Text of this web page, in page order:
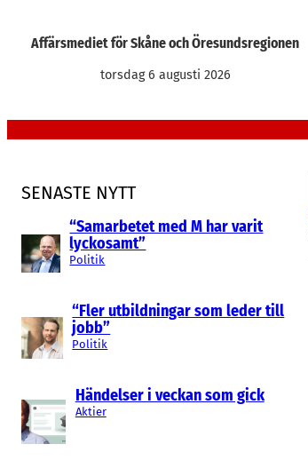
Affärsmediet för Skåne och Öresundsregionen
torsdag 6 augusti 2026
SENASTE NYTT
“Samarbetet med M har varit
lyckosamt”
Politik
“Fler utbildningar som leder till
jobb”
Politik
Händelser i veckan som gick
Aktier